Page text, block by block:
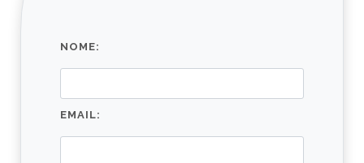
NOME:
EMAIL: